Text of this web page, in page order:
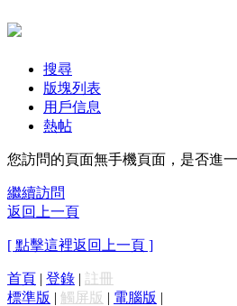
搜尋
版塊列表
用戶信息
熱帖
您訪問的頁面無手機頁面，是否進
繼續訪問
返回上一頁
[ 點擊這裡返回上一頁 ]
首頁 | 登錄 | 註冊
標準版 | 觸屏版 | 電腦版 |